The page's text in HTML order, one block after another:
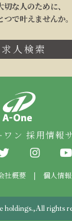
な人のために、
つで叶えませんか。
求人検索
ン 採用情報
社概要 |個人情
holdings.,All rights